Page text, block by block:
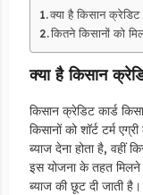
क्या है किसान क्रेडिट
कितने किसानों को
क्या है किसान
किसान क्रेडिट कार्ड
किसानों को शॉर्ट टर्म
ब्याज देना होता है, वहीं
इस योजना के तहत मिलने
ब्याज की छूट दी जाती